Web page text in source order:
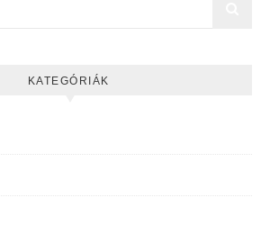
KATEGÓRIÁK